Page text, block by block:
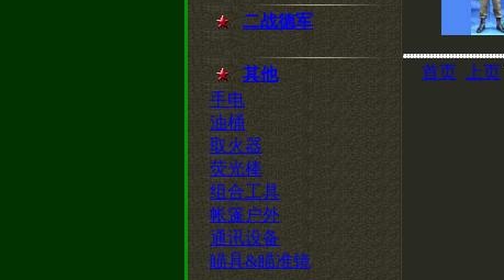
二战德军
其他
手电
油桶
取火器
荧光棒
组合工具
帐篷户外
通讯设备
瞄具&瞄准镜
首页
上页